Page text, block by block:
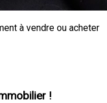
à vendre ou acheter
!